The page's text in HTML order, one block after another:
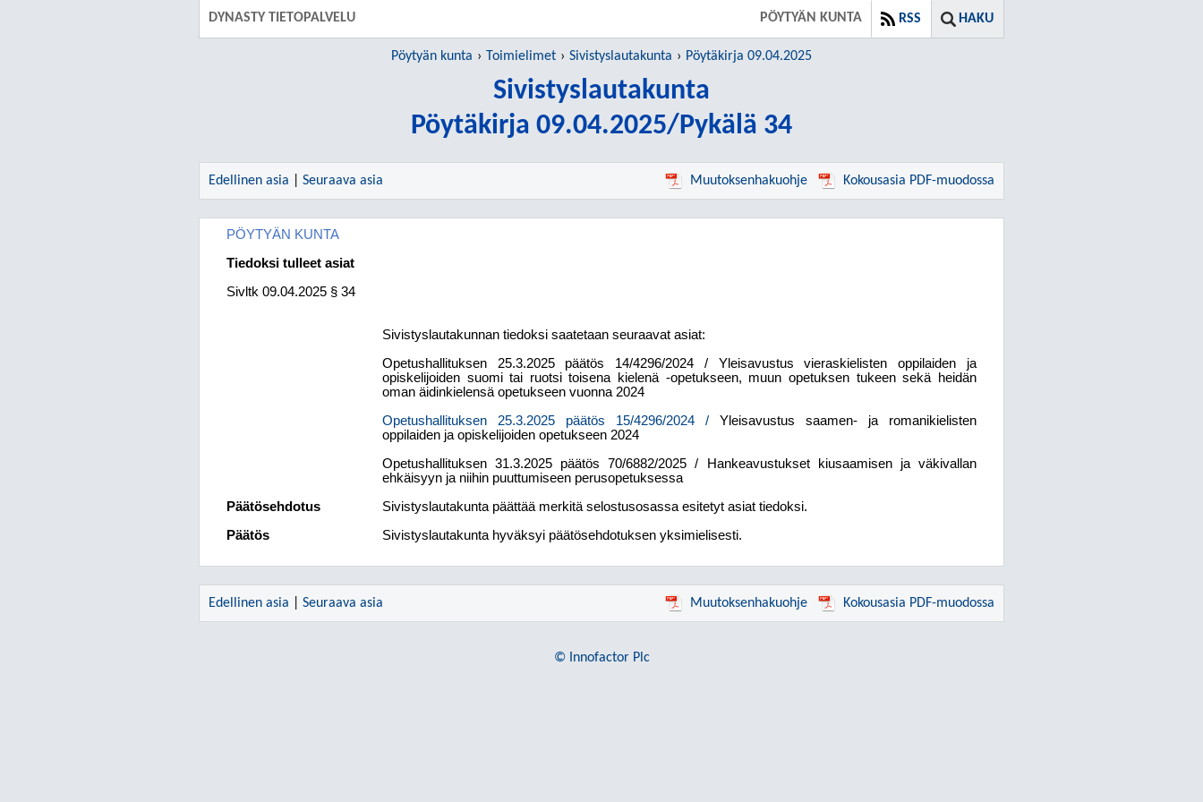
DYNASTY TIETOPALVELU HAKU
RSS
PÖYTYÄN KUNTA
Pöytyän kunta Toimielimet Sivistyslautakunta Pöytäkirja 09.04.2025
Sivistyslautakunta
Pöytäkirja 09.04.2025/Pykälä 34
Edellinen asia Seuraava asia Muutoksenhakuohje Kokousasia PDF-muodossa
PÖYTYÄN KUNTA
Tiedoksi tulleet asiat
Sivltk 09.04.2025 § 34
Sivistyslautakunnan tiedoksi saatetaan seuraavat asiat:
Opetushallituksen 25.3.2025 päätös 14/4296/2024 / Yleisavustus vieraskielisten oppilaiden ja
opiskelijoiden suomi tai ruotsi toisena kielenä -opetukseen, muun opetuksen tukeen sekä heidän
oman äidinkielensä opetukseen vuonna 2024
Opetushallituksen 25.3.2025 päätös 15/4296/2024 / Yleisavustus saamen- ja romanikielisten
oppilaiden ja opiskelijoiden opetukseen 2024
Opetushallituksen 31.3.2025 päätös 70/6882/2025 / Hankeavustukset kiusaamisen ja väkivallan
ehkäisyyn ja niihin puuttumiseen perusopetuksessa
Päätösehdotus
Sivistyslautakunta päättää merkitä selostusosassa esitetyt asiat tiedoksi.
Päätös
Sivistyslautakunta hyväksyi päätösehdotuksen yksimielisesti.
Edellinen asia Seuraava asia Muutoksenhakuohje Kokousasia PDF-muodossa
© Innofactor Plc